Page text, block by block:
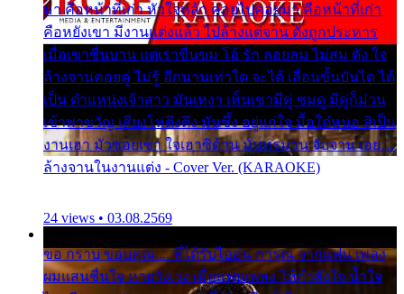
มา คือหน้าที่เก่า หัวใจหล้า คอยไปคอยมา คือหน้าที่เก่า
คือหยังเขา มีงานแต่งแล้ว ไปล้างแต่จาน ดั่งถูกประหาร
เมื่อเขาชื่นบาน แต่เราขื่นขม โอ้ รัก ลอยลม ไม่สม ดัง ใจ
ล้างจานคอยคู่ ไม่รู้ อีกนานเท่าใด จะได้ เลื่อนขั้นบันได ได้
เป็น ตำแหน่งเจ้าสาว มันเหงา เห็นเขามีคู่ ซมดู มีคู่ก็ม่วน
เข้าพาขวัญ เสียงโห่ตึงตึง มันซึ้ง อยู่แก่ใจ มื้อใด๋หนอ สิเป็น
งานเฮา มัวซอยเขา ใจเฮาซิด้าน มันทรมาน จับจาน เอย…
ล้างจานในงานแต่ง - Cover Ver. (KARAOKE)
24 views • 03.08.2569
ขอ กราบ ขอบคุณ.... ที่ได้รับไออุ่น การุณ จากแฟน เพลง
ผมแสนชื่นใจ หายวังเวง เมื่อแฟนเพลง ให้กำลังใจ น้ำใจ